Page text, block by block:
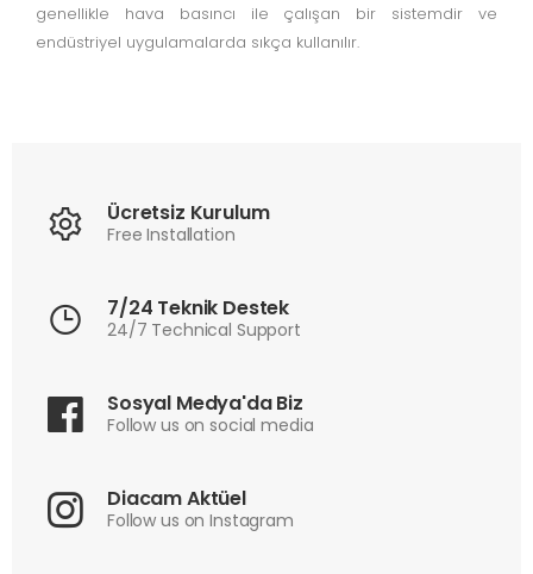
genellikle hava basıncı ile çalışan bir sistemdir ve
endüstriyel uygulamalarda sıkça kullanılır.
Ücretsiz Kurulum
Free Installation
7/24 Teknik Destek
24/7 Technical Support
Sosyal Medya'da Biz
Follow us on social media
Diacam Aktüel
Follow us on Instagram